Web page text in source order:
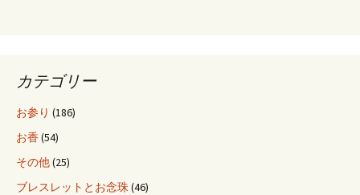
シ
ョ
ン
カテゴリー
お参り (186)
お香(54)
その他(25)
ブレスレットとお念珠(46)